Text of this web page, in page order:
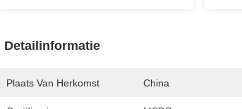
Detailinformatie
Plaats Van Herkomst China